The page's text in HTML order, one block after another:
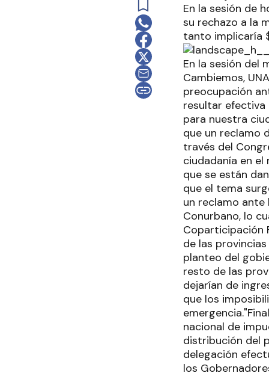
En la sesión de
su rechazo a la
tanto implicaría
En la sesión del
Cambiemos,
preocupación
resultar efectiva
para nuestra
que un reclamo
través del
ciudadanía en
que se están
que el tema
un reclamo ante
Conurbano, lo
Coparticipación
de las
planteo del
resto de las
dejarían de
que los
nacional de
distribución del
delegación
los